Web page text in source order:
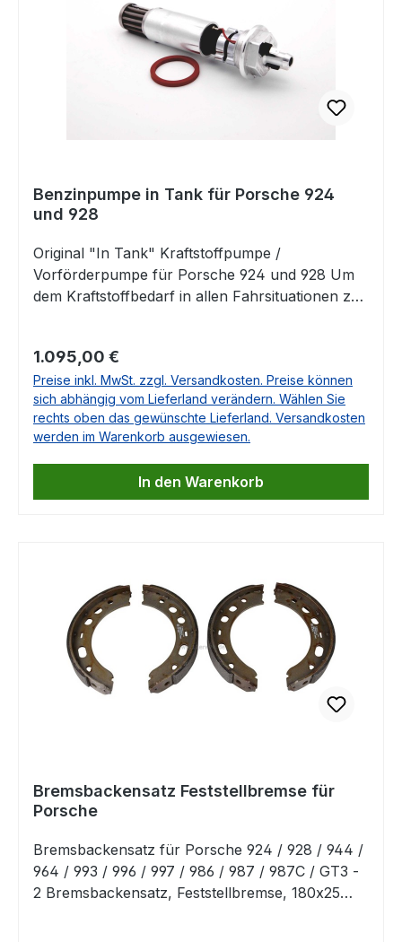
Benzinpumpe in Tank für Porsche 924
und 928
Original "In Tank" Kraftstoffpumpe /
Vorförderpumpe für Porsche 924 und 928 Um
dem Kraftstoffbedarf in allen Fahrsituationen zu
Kraftstoffpumpe wird diese zusätzliche In-Tank-
Pumpe benötigt. Porsche
Teilenummer 928.608.013.01 Diese
Kraftstoffpumpe passt in folgende
Fahrzeuge:Porsche 924 2,0L 1979 -
1982Porsche 924 Turbo 2,0L 1980
-1982Porsche 924 Carrera GT 1981Porsche 928
Regulärer Preis:
1.095,00 €
Preise inkl. MwSt. zzgl. Versandkosten. Preise können
sich abhängig vom Lieferland verändern. Wählen Sie
rechts oben das gewünschte Lieferland. Versandkosten
werden im Warenkorb ausgewiesen.
In den Warenkorb
Bremsbackensatz Feststellbremse für
Porsche
Bremsbackensatz für Porsche 924 / 928 / 944 /
964 / 993 / 996 / 997 / 986 / 987 / 987C / GT3 -
2 Bremsbackensatz, Feststellbremse, 180x25